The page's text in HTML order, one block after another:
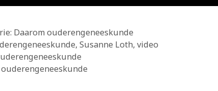
Daarom ouderengeneeskunde
, Susanne Loth, video